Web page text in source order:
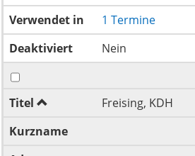
Verwendet in
1 Termine
Deaktiviert
Nein
Titel
Freising, KDH
Kurzname